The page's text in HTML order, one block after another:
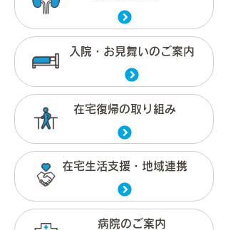
入院・お見舞いのご案内
在宅復帰の取り組み
在宅生活支援・地域連携
病院のご案内